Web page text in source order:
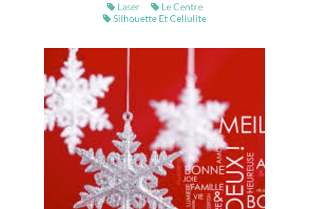
Laser
Le Centre
Silhouette Et Cellulite